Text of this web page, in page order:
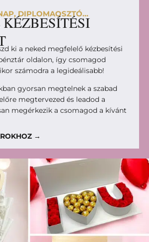
DIPLOMAOSZTÓ...
ki a neked megfelelő kézbesítési
oldalon, így csomagod
számodra a legideálisabb!
gyorsan megtelnek a szabad
megtervezed és leadod a
megérkezik a csomagod a kívánt
→